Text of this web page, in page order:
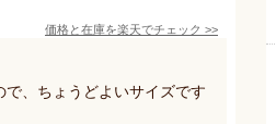
価格と在庫を楽天でチェック >>
、ちょうどよいサイズです